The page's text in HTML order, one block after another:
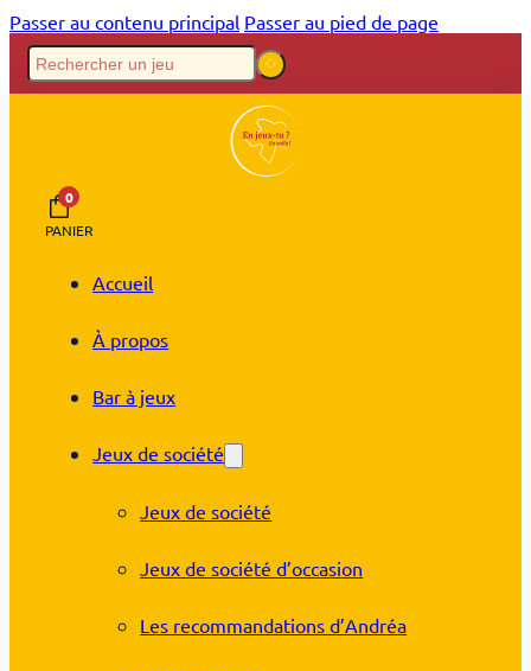
Passer au contenu principal Passer au pied de page
0
PANIER
Accueil
À propos
Bar à jeux
Jeux de société
Jeux de société
Jeux de société d’occasion
Les recommandations d’Andréa